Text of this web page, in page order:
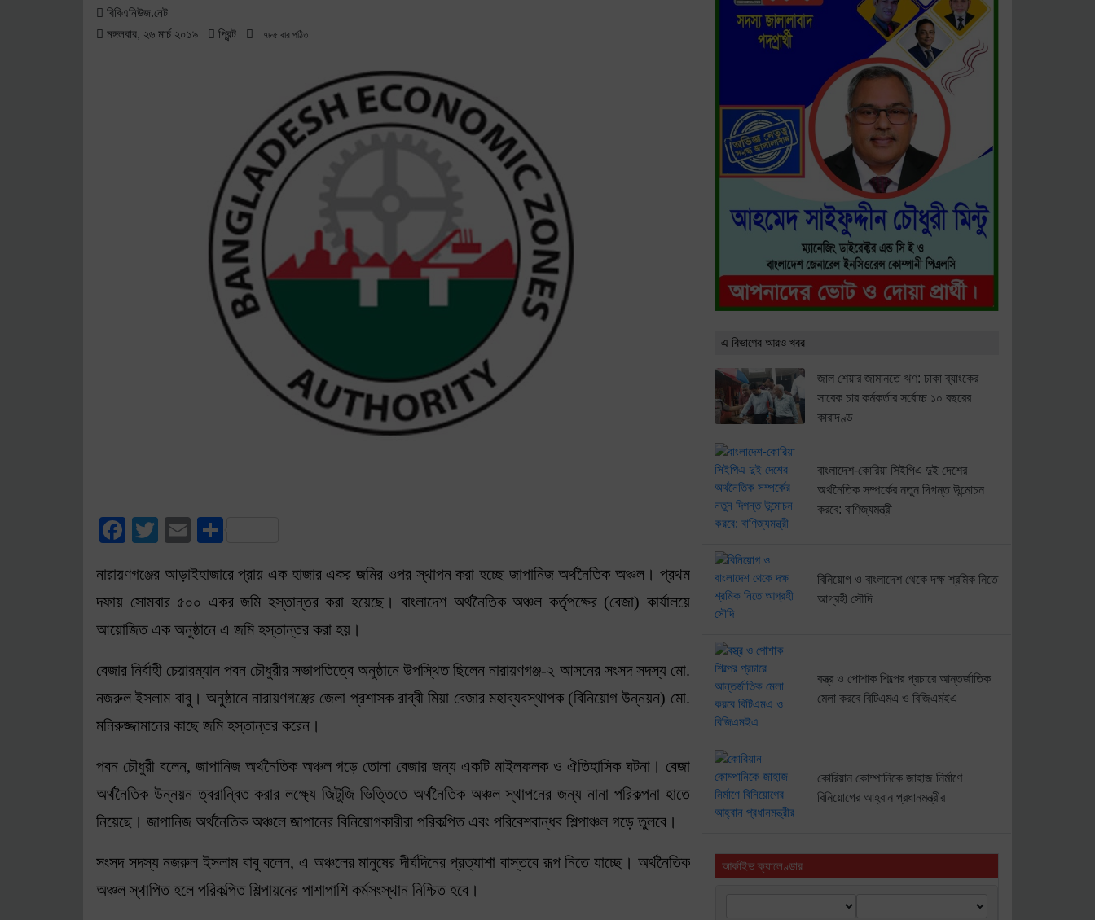
বিবিএনিউজ.নেট
মঙ্গলবার, ২৬ মার্চ ২০১৯
প্রিন্ট ৭৮৫ বার পঠিত
Facebook
TwitterEmail
নারায়ণগঞ্জের আড়াইহাজারে প্রায় এক হাজার একর জমির ওপর স্থাপন করা হচ্ছে জাপানিজ অর্থনৈতিক অঞ্চল। প্রথম
দফায় সোমবার ৫০০ একর জমি হস্তান্তর করা হয়েছে। বাংলাদেশ অর্থনৈতিক অঞ্চল কর্তৃপক্ষের (বেজা) কার্যালয়ে
আয়োজিত এক অনুষ্ঠানে এ জমি হস্তান্তর করা হয়।
বেজার নির্বাহী চেয়ারম্যান পবন চৌধুরীর সভাপতিত্বে অনুষ্ঠানে উপস্থিত ছিলেন নারায়ণগঞ্জ-২ আসনের সংসদ সদস্য মো.
নজরুল ইসলাম বাবু। অনুষ্ঠানে নারায়ণগঞ্জের জেলা প্রশাসক রাব্বী মিয়া বেজার মহাব্যবস্থাপক (বিনিয়োগ উন্নয়ন) মো.
মনিরুজ্জামানের কাছে জমি হস্তান্তর করেন।
পবন চৌধুরী বলেন, জাপানিজ অর্থনৈতিক অঞ্চল গড়ে তোলা বেজার জন্য একটি মাইলফলক ও ঐতিহাসিক ঘটনা। বেজা
অর্থনৈতিক উন্নয়ন ত্বরান্বিত করার লক্ষ্যে জিটুজি ভিত্তিতে অর্থনৈতিক অঞ্চল স্থাপনের জন্য নানা পরিকল্পনা হাতে
নিয়েছে। জাপানিজ অর্থনৈতিক অঞ্চলে জাপানের বিনিয়োগকারীরা পরিকল্পিত এবং পরিবেশবান্ধব শিল্পাঞ্চল গড়ে তুলবে।
সংসদ সদস্য নজরুল ইসলাম বাবু বলেন, এ অঞ্চলের মানুষের দীর্ঘদিনের প্রত্যাশা বাস্তবে রূপ নিতে যাচ্ছে। অর্থনৈতিক
অঞ্চল স্থাপিত হলে পরিকল্পিত শিল্পায়নের পাশাপাশি কর্মসংস্থান নিশ্চিত হবে।
এ বিভাগের আরও খবর
জাল শেয়ার জামানতে ঋণ: ঢাকা ব্যাংকের
সাবেক চার কর্মকর্তার সর্বোচ্চ ১০ বছরের
কারাদণ্ড
বাংলাদেশ-কোরিয়া সিইপিএ দুই দেশের
অর্থনৈতিক সম্পর্কের নতুন দিগন্ত উন্মোচন
করবে: বাণিজ্যমন্ত্রী
বিনিয়োগ ও বাংলাদেশ থেকে দক্ষ শ্রমিক নিতে
আগ্রহী সৌদি
বস্ত্র ও পোশাক শিল্পের প্রচারে আন্তর্জাতিক
মেলা করবে বিটিএমএ ও বিজিএমইএ
কোরিয়ান কোম্পানিকে জাহাজ নির্মাণে
বিনিয়োগের আহ্বান প্রধানমন্ত্রীর
আর্কাইভ ক্যালেণ্ডার